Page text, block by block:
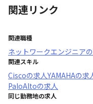
関連リンク
関連職種
ネットワークエンジニア
関連スキル
Ciscoの求人YAMAHAの求
PaloAltoの求人
同じ勤務地の求人